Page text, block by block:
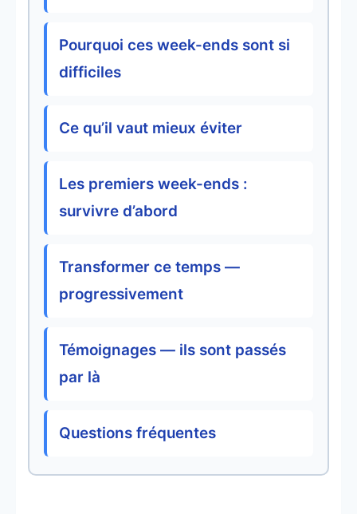
Pourquoi ces week-ends sont si
difficiles
Ce qu’il vaut mieux éviter
Les premiers week-ends :
survivre d’abord
Transformer ce temps —
progressivement
Témoignages — ils sont passés
par là
Questions fréquentes